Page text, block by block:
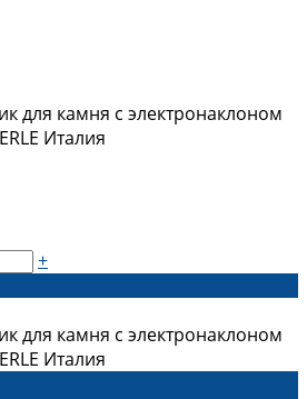
для камня с электронаклоном
Италия
+
для камня с электронаклоном
Италия